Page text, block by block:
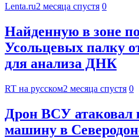
Lenta.ru2 месяца спустя 0
Найденную в зоне
Усольцевых палку
для анализа ДНК
RT на русском2 месяца спустя 0
Дрон ВСУ атаковал
машину в